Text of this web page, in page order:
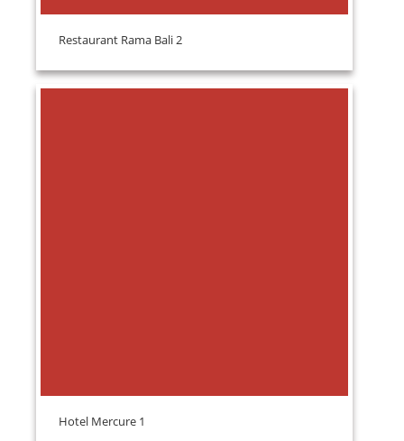
Restaurant Rama Bali 2
Hotel Mercure 1